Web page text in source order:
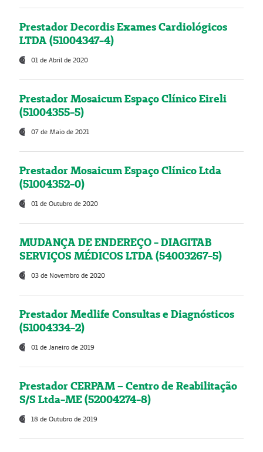
Prestador Decordis Exames Cardiológicos
LTDA (51004347-4)
01 de Abril de 2020
Prestador Mosaicum Espaço Clínico Eireli
(51004355-5)
07 de Maio de 2021
Prestador Mosaicum Espaço Clínico Ltda
(51004352-0)
01 de Outubro de 2020
MUDANÇA DE ENDEREÇO - DIAGITAB
SERVIÇOS MÉDICOS LTDA (54003267-5)
03 de Novembro de 2020
Prestador Medlife Consultas e Diagnósticos
(51004334-2)
01 de Janeiro de 2019
Prestador CERPAM – Centro de Reabilitação
S/S Ltda-ME (52004274-8)
18 de Outubro de 2019